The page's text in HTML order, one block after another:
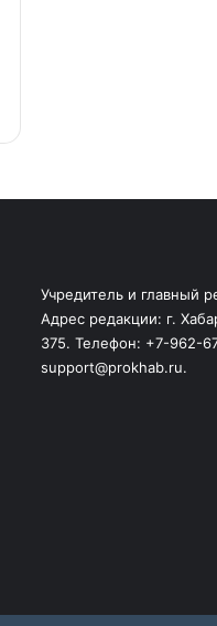
Учредитель и главный
Адрес редакции: г.
375. Телефон: +7-962-
support@prokhab.ru.